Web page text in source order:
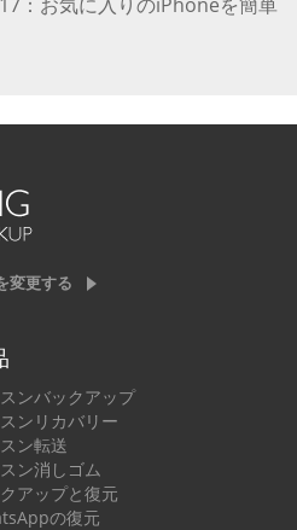
変更する
ンバックアップ
ンリカバリー
ン転送
ン消しゴム
アップと復元
の復元